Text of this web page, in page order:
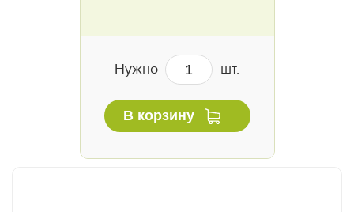
Нужно шт.
В корзину